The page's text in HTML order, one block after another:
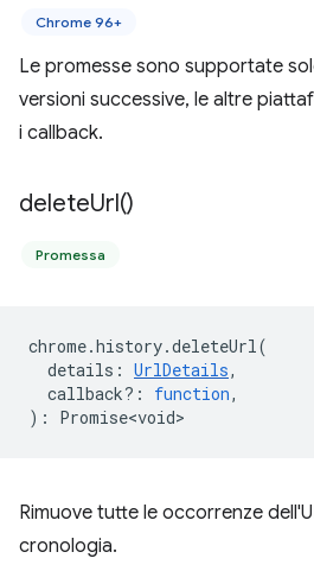
Chrome 96+
Le promesse sono supportate
versioni successive, le altre
i callback.
deleteUrl()
Promessa
chrome.history.deleteUrl(
details : UrlDetails,
callback? : function,
) : Promise<void>
Rimuove tutte le occorrenze
cronologia.